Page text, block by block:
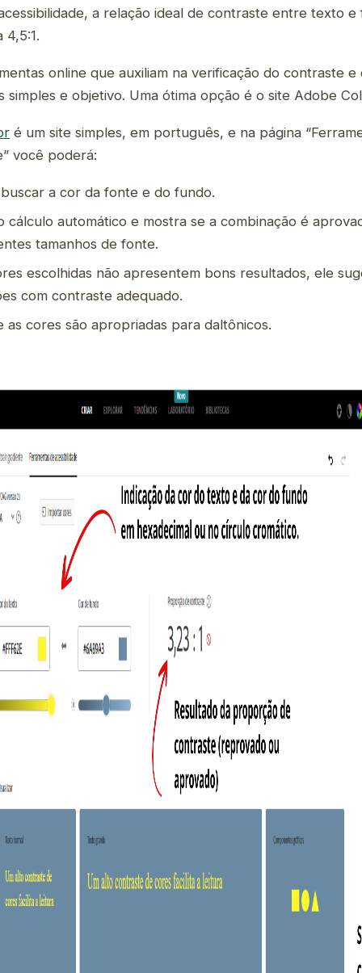
a relação ideal de contraste entre texto e
4,5:1.
online que auxiliam na verificação do contraste e
simples e objetivo. Uma ótima opção é o site Adobe
é um site simples, em português, e na página
você poderá:
a cor da fonte e do fundo.
cálculo automático e mostra se a combinação é
tamanhos de fonte.
escolhidas não apresentem bons resultados, ele
com contraste adequado.
as cores são apropriadas para daltônicos.